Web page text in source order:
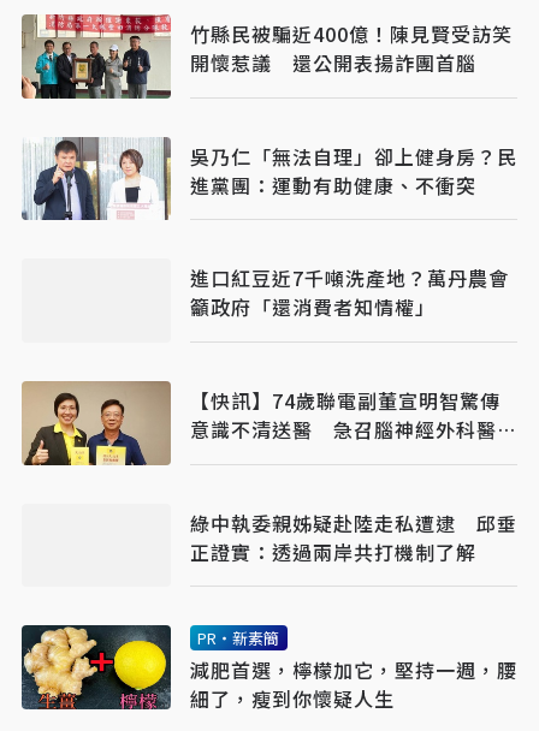
竹縣民被騙近400億！陳見賢受訪笑
開懷惹議 還公開表揚詐團首腦
吳乃仁「無法自理」卻上健身房？民
進黨團：運動有助健康、不衝突
進口紅豆近7千噸洗產地？萬丹農會
籲政府「還消費者知情權」
【快訊】74歲聯電副董宣明智驚傳
意識不清送醫 急召腦神經外科醫開
刀
綠中執委親姊疑赴陸走私遭逮 邱垂
正證實：透過兩岸共打機制了解
PR・新素簡
減肥首選，檸檬加它，堅持一週，腰
細了，瘦到你懷疑人生